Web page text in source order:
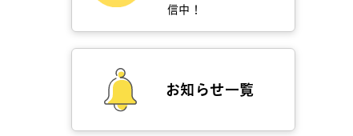
信中！
お知らせ一覧